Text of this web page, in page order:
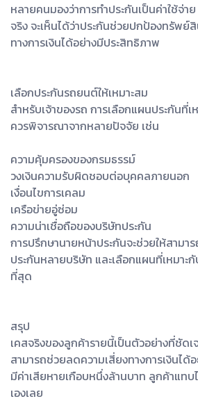
หลายคนมองว่าการทำประกันเป็นค่าใช้จ่
จริง จะเห็นได้ว่าประกันช่วยปกป้องทรัพย์
ทางการเงินได้อย่างมีประสิทธิภาพ
เลือกประกันรถยนต์ให้เหมาะสม
สำหรับเจ้าของรถ การเลือกแผนประกันที่
ควรพิจารณาจากหลายปัจจัย เช่น
ความคุ้มครองของกรมธรรม์
วงเงินความรับผิดชอบต่อบุคคลภายนอก
เงื่อนไขการเคลม
เครือข่ายอู่ซ่อม
ความน่าเชื่อถือของบริษัทประกัน
การปรึกษานายหน้าประกันจะช่วยให้สามา
ประกันหลายบริษัท และเลือกแผนที่เหมาะ
ที่สุด
สรุป
เคสจริงของลูกค้ารายนี้เป็นตัวอย่างที่ชัด
สามารถช่วยลดความเสี่ยงทางการเงินไ
มีค่าเสียหายเกือบหนึ่งล้านบาท ลูกค้าแทบ
เองเลย